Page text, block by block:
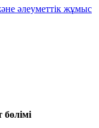
әлеуметтік жұмыс